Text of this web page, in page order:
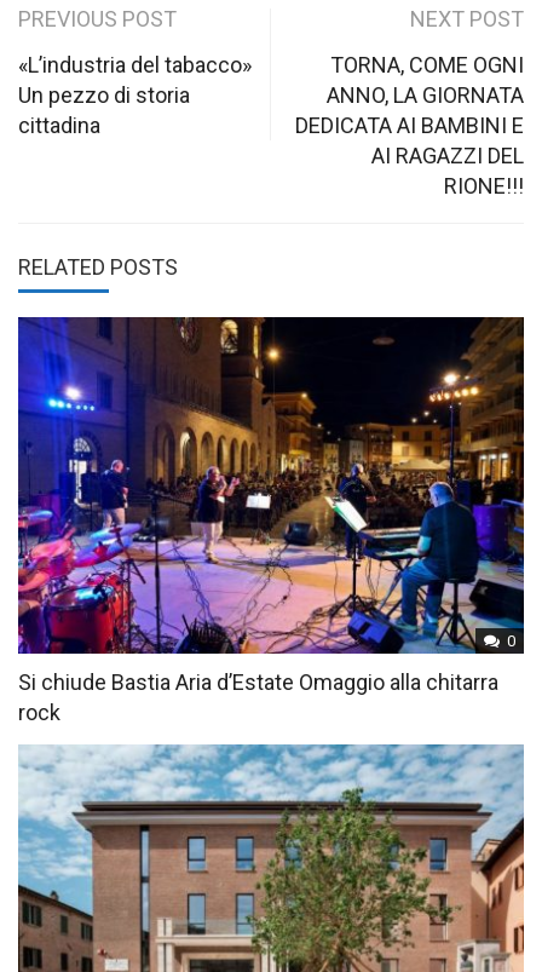
Post
navigation
PREVIOUS POST
«L’industria del tabacco»
Un pezzo di storia
cittadina
NEXT POST
TORNA, COME OGNI
ANNO, LA GIORNATA
DEDICATA AI BAMBINI E
AI RAGAZZI DEL
RIONE!!!
RELATED POSTS
0
Si chiude Bastia Aria d’Estate Omaggio alla chitarra
rock